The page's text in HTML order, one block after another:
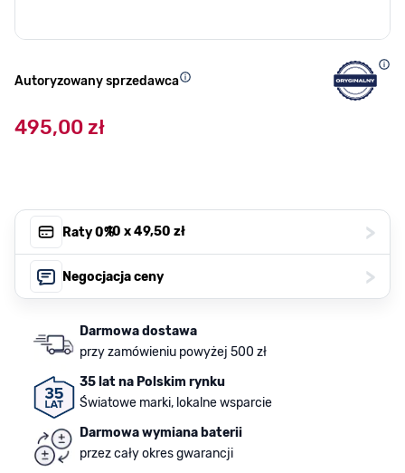
Autoryzowany sprzedawca
495,00 zł
Raty 0%, 10 x49,50 zł >
Negocjacja ceny >
Darmowa dostawa
przy zamówieniu powyżej 500 zł
35 lat na Polskim rynku
Światowe marki, lokalne wsparcie
Darmowa wymiana baterii
przez cały okres gwarancji